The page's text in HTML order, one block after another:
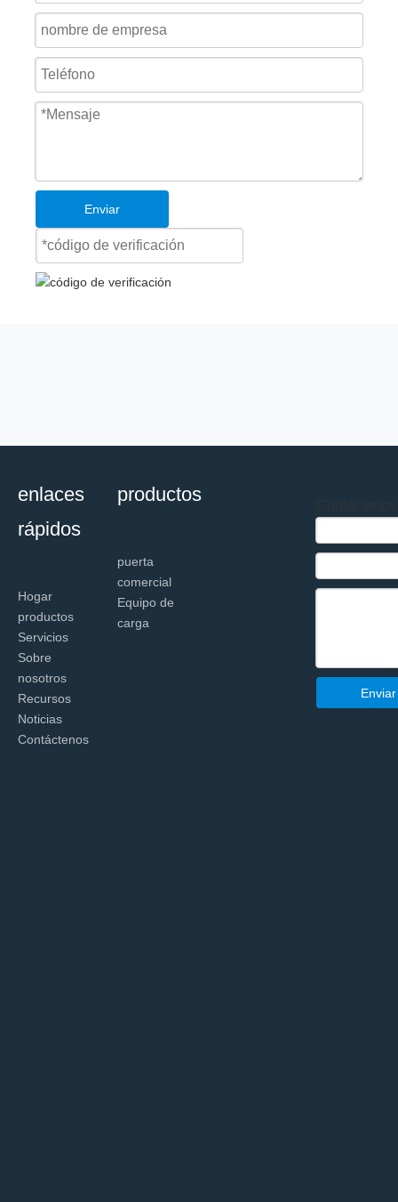
Enviar
enlaces
rápidos
Hogar
productos
Servicios
Sobre
nosotros
Recursos
Noticias
Contáctenos
productos
puerta
comercial
Equipo de
carga
Enviar